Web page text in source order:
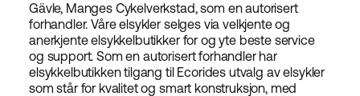
Gävle, Manges Cykelverkstad, som en autorisert
forhandler. Våre elsykler selges via velkjente og
anerkjente elsykkelbutikker for og yte beste service
og support. Som en autorisert forhandler har
elsykkelbutikken tilgang til Ecorides utvalg av elsykler
som står for kvalitet og smart konstruksjon, med